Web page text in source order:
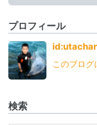
プロフィール
このブログ
検索